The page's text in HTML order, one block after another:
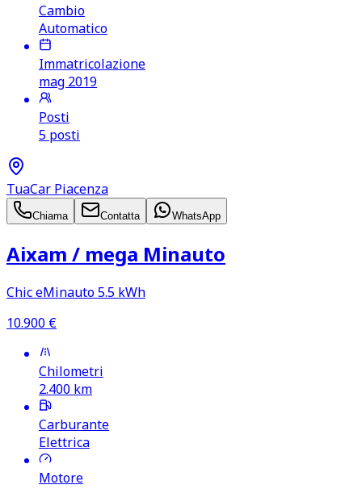
Cambio
Automatico
Immatricolazione
mag 2019
Posti
5 posti
TuaCar Piacenza
Chiama Contatta WhatsApp
Aixam /​ mega Minauto
Chic eMinauto 5.5 kWh
10.900 €
Chilometri
2.400 km
Carburante
Elettrica
Motore